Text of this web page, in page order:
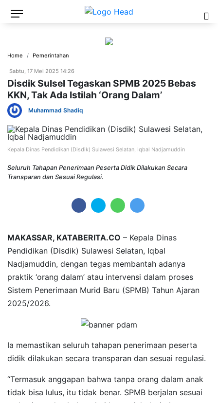
Home Pemerintahan
Sabtu, 17 Mei 2025 14:26
Disdik Sulsel Tegaskan SPMB 2025 Bebas
KKN, Tak Ada Istilah ‘Orang Dalam’
Muhammad Shadiq
Kepala Dinas Pendidikan (Disdik) Sulawesi Selatan, Iqbal Nadjamuddin
Seluruh Tahapan Penerimaan Peserta Didik Dilakukan Secara
Transparan dan Sesuai Regulasi.
MAKASSAR, KATABERITA.CO – Kepala Dinas
Pendidikan (Disdik) Sulawesi Selatan, Iqbal
Nadjamuddin, dengan tegas membantah adanya
praktik ‘orang dalam’ atau intervensi dalam proses
Sistem Penerimaan Murid Baru (SPMB) Tahun Ajaran
2025/2026.
Ia memastikan seluruh tahapan penerimaan peserta
didik dilakukan secara transparan dan sesuai regulasi.
“Termasuk anggapan bahwa tanpa orang dalam anak
tidak bisa lulus, itu tidak benar. SPMB berjalan sesuai